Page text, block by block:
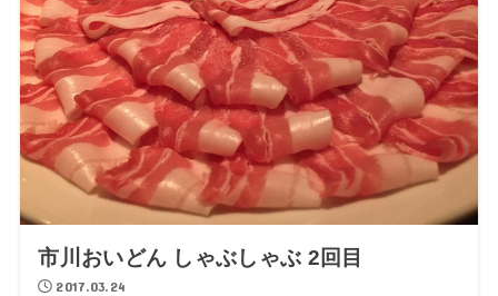
市川おいどん しゃぶしゃぶ 2回目
2017.03.24